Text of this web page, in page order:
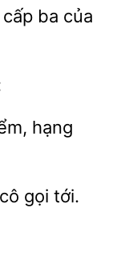
của
hạng
gọi tới.